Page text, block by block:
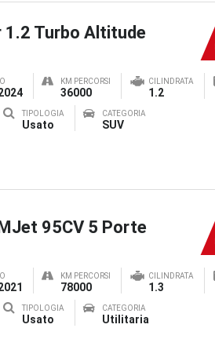
1.2 Turbo Altitude
KM PERCORSI
36000
CILINDRATA
1.2
TIPOLOGIA
Usato
CATEGORIA
SUV
95CV 5 Porte
KM PERCORSI
78000
CILINDRATA
1.3
TIPOLOGIA
Usato
CATEGORIA
Utilitaria